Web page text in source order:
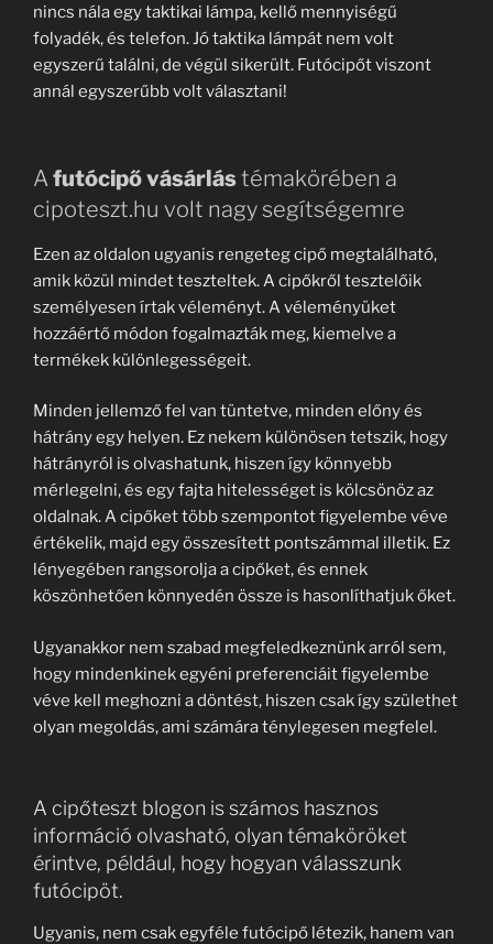
nincs nála egy taktikai lámpa, kellő mennyiségű
folyadék, és telefon. Jó taktika lámpát nem volt
egyszerű találni, de végül sikerült. Futócipőt viszont
annál egyszerűbb volt választani!
A futócipő vásárlástémakörében a
cipoteszt.hu volt nagy segítségemre
Ezen az oldalon ugyanis rengeteg cipő megtalálható,
amik közül mindet teszteltek. A cipőkről tesztelőik
személyesen írtak véleményt. A véleményüket
hozzáértő módon fogalmazták meg, kiemelve a
termékek különlegességeit.
Minden jellemző fel van tüntetve, minden előny és
hátrány egy helyen. Ez nekem különösen tetszik, hogy
hátrányról is olvashatunk, hiszen így könnyebb
mérlegelni, és egy fajta hitelességet is kölcsönöz az
oldalnak. A cipőket több szempontot figyelembe véve
értékelik, majd egy összesített pontszámmal illetik. Ez
lényegében rangsorolja a cipőket, és ennek
köszönhetően könnyedén össze is hasonlíthatjuk őket.
Ugyanakkor nem szabad megfeledkeznünk arról sem,
hogy mindenkinek egyéni preferenciáit figyelembe
véve kell meghozni a döntést, hiszen csak így születhet
olyan megoldás, ami számára ténylegesen megfelel.
A cipőteszt blogon is számos hasznos
információ olvasható, olyan témaköröket
érintve, például, hogy hogyan válasszunk
futócipöt.
Ugyanis, nem csak egyféle futócipő létezik, hanem van